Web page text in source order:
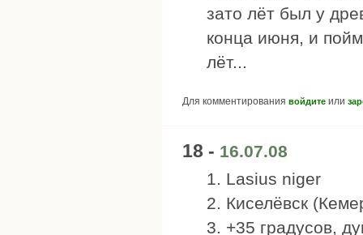
зато лёт был у
конца июня, и
лёт...
Для комментирования войдите или
18 - 16.07.08
1. Lasius niger
2. Киселёвск
3. +35 градусов,